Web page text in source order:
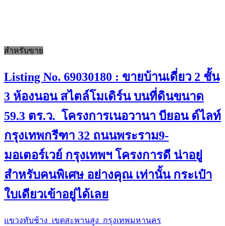
สำหรับขาย
Listing No. 69030180 : ขายบ้านเดี่ยว 2 ชั้น
3 ห้องนอน สไตล์โมเดิร์น บนที่ดินขนาด
59.3 ตร.ว. โครงการเนอวานา บียอน ด์ไลท์
กรุงเทพกรีฑา 32 ถนนพระราม9-
มอเตอร์เวย์ กรุงเทพฯ โครงการดี น่าอยู่
สำหรับคนพิเศษ อย่างคุณ เท่านั้น กระเป๋า
ใบเดียวเข้าอยู่ได้เลย
แขวงทับช้าง เขตสะพานสูง กรุงเทพมหานคร